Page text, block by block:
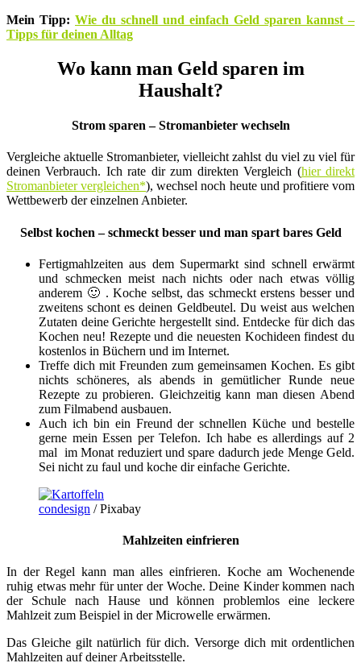
Mein Tipp: Wie du schnell und einfach Geld sparen kannst –
Tipps für deinen Alltag
Wo kann man Geld sparen im
Haushalt?
Strom sparen – Stromanbieter wechseln
Vergleiche aktuelle Stromanbieter, vielleicht zahlst du viel zu viel für
deinen Verbrauch. Ich rate dir zum direkten Vergleich (hier direkt
Stromanbieter vergleichen*), wechsel noch heute und profitiere vom
Wettbewerb der einzelnen Anbieter.
Selbst kochen – schmeckt besser und man spart bares Geld
Fertigmahlzeiten aus dem Supermarkt sind schnell erwärmt
und schmecken meist nach nichts oder nach etwas völlig
anderem 🙂 . Koche selbst, das schmeckt erstens besser und
zweitens schont es deinen Geldbeutel. Du weist aus welchen
Zutaten deine Gerichte hergestellt sind. Entdecke für dich das
Kochen neu! Rezepte und die neuesten Kochideen findest du
kostenlos in Büchern und im Internet.
Treffe dich mit Freunden zum gemeinsamen Kochen. Es gibt
nichts schöneres, als abends in gemütlicher Runde neue
Rezepte zu probieren. Gleichzeitig kann man diesen Abend
zum Filmabend ausbauen.
Auch ich bin ein Freund der schnellen Küche und bestelle
gerne mein Essen per Telefon. Ich habe es allerdings auf 2
mal im Monat reduziert und spare dadurch jede Menge Geld.
Sei nicht zu faul und koche dir einfache Gerichte.
condesign / Pixabay
Mahlzeiten einfrieren
In der Regel kann man alles einfrieren. Koche am Wochenende
ruhig etwas mehr für unter der Woche. Deine Kinder kommen nach
der Schule nach Hause und können problemlos eine leckere
Mahlzeit zum Beispiel in der Microwelle erwärmen.
Das Gleiche gilt natürlich für dich. Versorge dich mit ordentlichen
Mahlzeiten auf deiner Arbeitsstelle.